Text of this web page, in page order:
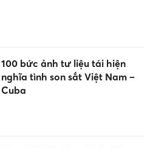
nước và thế giới tiếp tục đảo
chiều